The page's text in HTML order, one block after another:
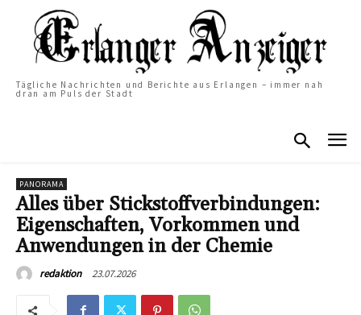
Tägliche Nachrichten und Berichte aus Erlangen – immer nah
dran am Puls der Stadt
PANORAMA
Alles über Stickstoffverbindungen:
Eigenschaften, Vorkommen und
Anwendungen in der Chemie
redaktion 23.07.2026